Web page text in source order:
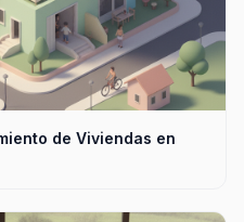
de Viviendas en